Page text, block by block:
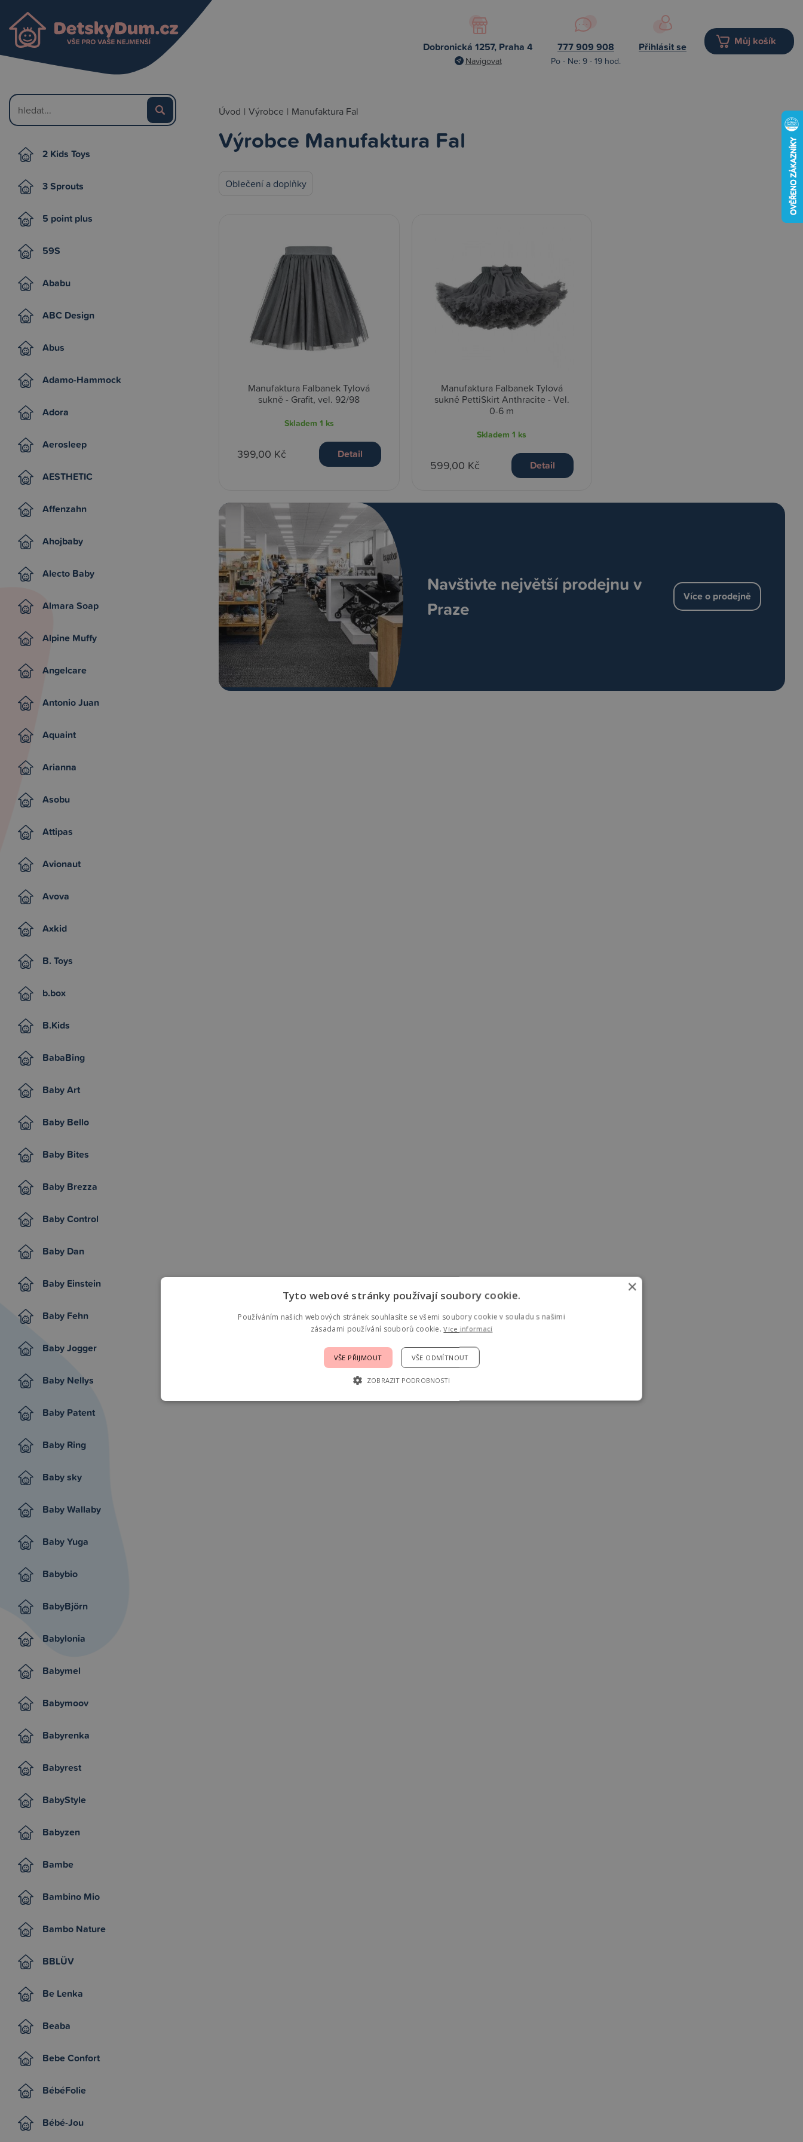
Dobronická 1257, Praha 4
Navigovat
777 909 908
Po - Ne: 9 - 19 hod.
Přihlásit se Můj košík
2 Kids Toys
3 Sprouts
5 point plus
59S
Ababu
ABC Design
Abus
Adamo-Hammock
Adora
Aerosleep
AESTHETIC
Affenzahn
Ahojbaby
Alecto Baby
Almara Soap
Alpine Muffy
Angelcare
Antonio Juan
Aquaint
Arianna
Asobu
Attipas
Avionaut
Avova
Axkid
B. Toys
b.box
B.Kids
BabaBing
Baby Art
Baby Bello
Baby Bites
Baby Brezza
Baby Control
Baby Dan
Baby Einstein
Baby Fehn
Baby Jogger
Baby Nellys
Baby Patent
Baby Ring
Baby sky
Baby Wallaby
Baby Yuga
Babybio
BabyBjörn
Babylonia
Babymel
Babymoov
Babyrenka
Babyrest
BabyStyle
Babyzen
Bambe
Bambino Mio
Bambo Nature
BBLÜV
Be Lenka
Beaba
Bebe Confort
BébéFolie
Bébé-Jou
Úvod | Výrobce | Manufaktura Fal
Výrobce Manufaktura Fal
Oblečení a doplňky
Navštivte největší prodejnu v
Praze
Více o prodejně
Manufaktura Falbanek Tylová
sukně - Grafit, vel. 92/98
Skladem 1 ks
399,00 Kč Detail
Manufaktura Falbanek Tylová
sukně PettiSkirt Anthracite - Vel.
0-6 m
Skladem1 ks
599,00 Kč Detail
×
Tyto webové stránky používají soubory cookie.
Používáním našich webových stránek souhlasíte se všemi soubory cookie v souladu s našimi
zásadami používání souborů cookie.Více informací
VŠE PŘIJMOUT VŠE ODMÍTNOUT
ZOBRAZIT PODROBNOSTI